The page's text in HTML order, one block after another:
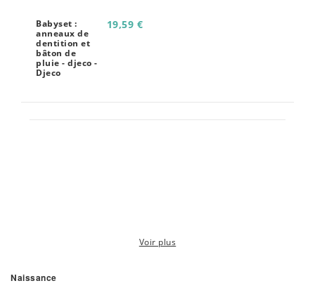
Babyset :
anneaux de
dentition et
bâton de
pluie - djeco -
Djeco
19,59 €
Voir plus
Naissance